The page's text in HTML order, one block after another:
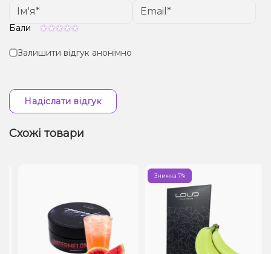
Бали
Залишити відгук анонімно
Надіслати відгук
Схожі товари
Знижка 7%